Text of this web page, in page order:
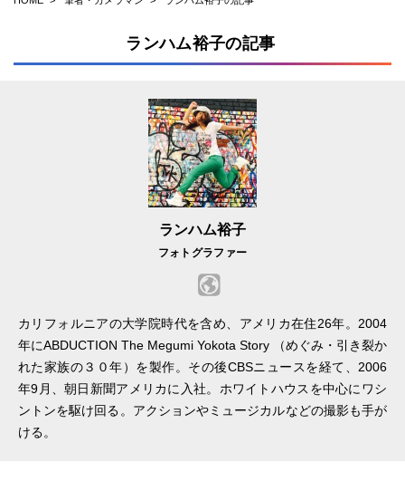
ランハム裕子の記事
ランハム裕子
フォトグラファー
カリフォルニアの大学院時代を含め、アメリカ在住26年。2004
年にABDUCTION The Megumi Yokota Story （めぐみ・引き裂か
れた家族の３０年）を製作。その後CBSニュースを経て、2006
年9月、朝日新聞アメリカに入社。ホワイトハウスを中心にワシ
ントンを駆け回る。アクションやミュージカルなどの撮影も手が
ける。